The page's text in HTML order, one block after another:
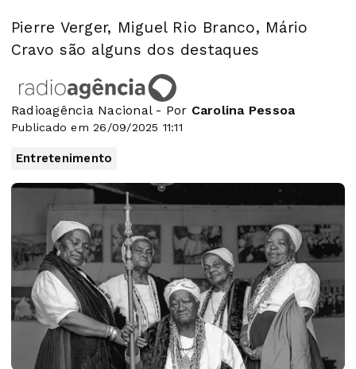
Pierre Verger, Miguel Rio Branco, Mário
Cravo são alguns dos destaques
Radioagência Nacional - Por Carolina Pessoa
Publicado em 26/09/2025 11:11
Entretenimento